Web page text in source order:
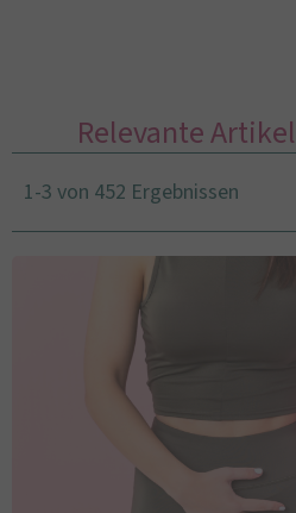
Relevante
1-3 von 452 Ergebnissen